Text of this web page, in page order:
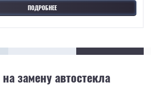
ПОДРОБНЕЕ
замену автостекла